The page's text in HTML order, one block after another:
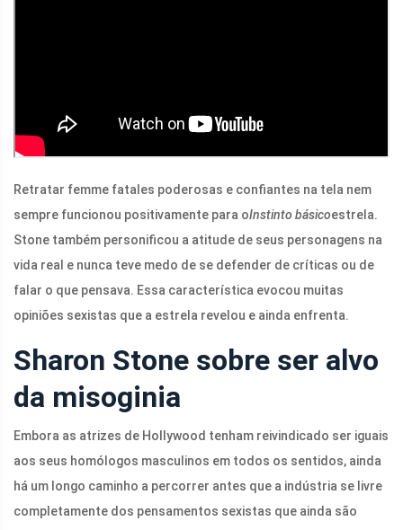
Retratar femme fatales poderosas e confiantes na tela nem
sempre funcionou positivamente para oInstinto básicoestrela.
Stone também personificou a atitude de seus personagens na
vida real e nunca teve medo de se defender de críticas ou de
falar o que pensava. Essa característica evocou muitas
opiniões sexistas que a estrela revelou e ainda enfrenta.
Sharon Stone sobre ser alvo
da misoginia
Embora as atrizes de Hollywood tenham reivindicado ser iguais
aos seus homólogos masculinos em todos os sentidos, ainda
há um longo caminho a percorrer antes que a indústria se livre
completamente dos pensamentos sexistas que ainda são